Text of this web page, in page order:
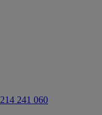
214 241 060